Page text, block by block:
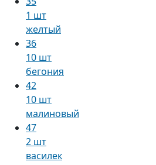
1 шт
желтый
36
10 шт
бегония
42
10 шт
малиновый
47
2 шт
василек